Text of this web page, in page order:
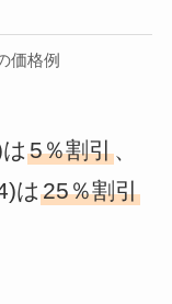
価格例
5％割引、
は 25％割引